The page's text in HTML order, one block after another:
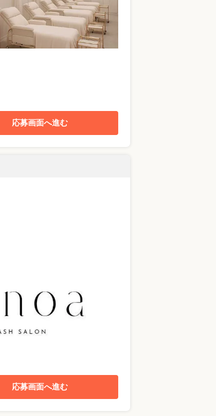
応募画面へ進む
応募画面へ進む